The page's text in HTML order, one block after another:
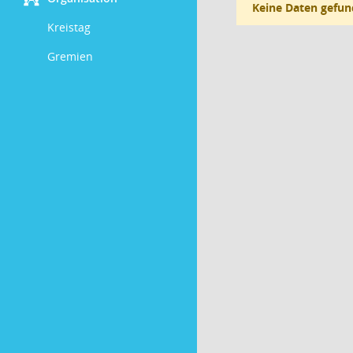
Kreistag
Gremien
Keine Daten